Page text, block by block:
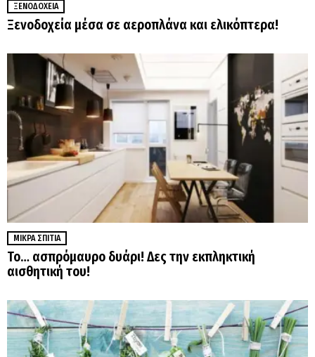
ΞΕΝΟΔΟΧΕΊΑ
Ξενοδοχεία μέσα σε αεροπλάνα και ελικόπτερα!
ΜΙΚΡΆ ΣΠΊΤΙΑ
Το… ασπρόμαυρο δυάρι! Δες την εκπληκτική
αισθητική του!